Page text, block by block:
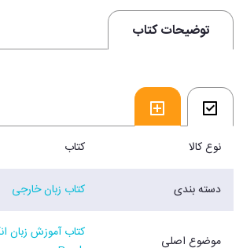
توضیحات کتاب
نوع کالا کتاب
دسته بندی کتاب زبان خارجی
موضوع اصلی